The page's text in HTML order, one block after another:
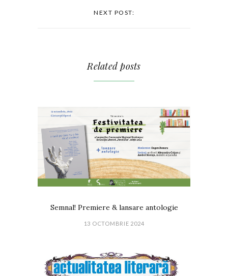
NEXT POST:
Related posts
Semnal! Premiere & lansare antologie
13 OCTOMBRIE 2024